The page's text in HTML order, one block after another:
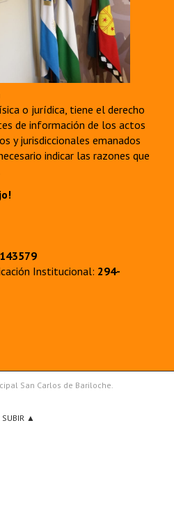
o jurídica, tiene el derecho
de información de los actos
y jurisdiccionales emanados
indicar las razones que
Institucional: 294-
San Carlos de Bariloche.
SUBIR ▲